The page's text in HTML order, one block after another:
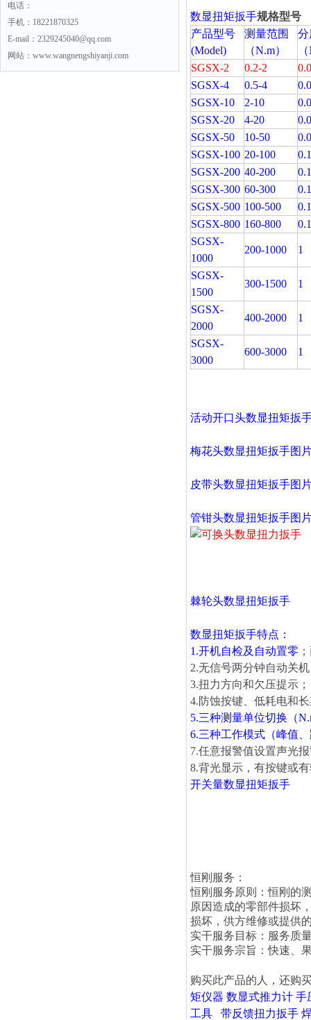
电话：
手机：18221870325
E-mail：2329245040@qq.com
网站：www.wangnengshiyanji.com
数显扭矩扳手规格型号
产品型号
(Model)
测量范围
（N.m）
分
SGSX-2
0.2-2
SGSX-4
0.5-4
SGSX-10
2-10
SGSX-20
4-20
SGSX-50
10-50
SGSX-100 20-100
0.1
SGSX-200 40-200
0.1
SGSX-300 60-300
0.1
SGSX-500 100-500
0.1
SGSX-800 160-800
0.1
SGSX-
1000
200-1000 1
SGSX-
1500
300-1500 1
SGSX-
2000
400-2000 1
SGSX-
3000
600-3000 1
活动开口头数显扭矩扳
梅花头数显扭矩扳手图
皮带头数显扭矩扳手图
管钳头数显扭矩扳手图
棘轮头数显扭矩扳手
数显扭矩扳手特点：
1.开机自检及自动置零
2.无信号两分钟自动关
3.扭力方向和欠压提示；
4.防蚀按键、低耗电和
5.三种测量单位切换（
6.三种工作模式（峰值
7.任意报警值设置声光
8.背光显示，有按键或
开关量数显扭矩扳手
恒刚服务：
恒刚 服务原则：恒刚 的
原因造成的零部件损坏
损坏，供方维修或提供
实干服务目标：服务质
实干服务宗旨：快速、
购买此产品的人，还购
矩仪器 数显式推力计 手
工具
带反馈扭力扳手